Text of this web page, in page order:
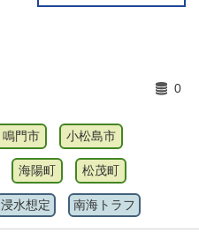
0
鳴門市 小松島市
海陽町 松茂町
浸水想定 南海トラフ